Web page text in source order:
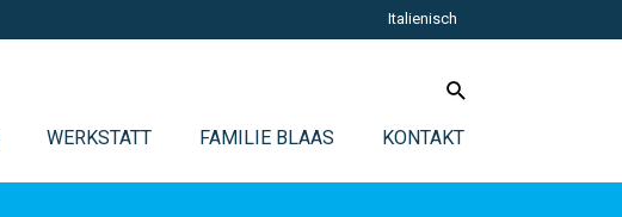
Italienisch
WERKSTATT FAMILIE BLAAS KONTAKT